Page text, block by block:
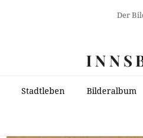
Der
Stadtleben Bilderalbum